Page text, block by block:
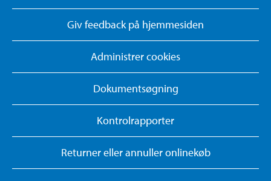
Giv feedback på hjemmesiden
Administrer cookies
Dokumentsøgning
Kontrolrapporter
Returner eller annuller onlinekøb